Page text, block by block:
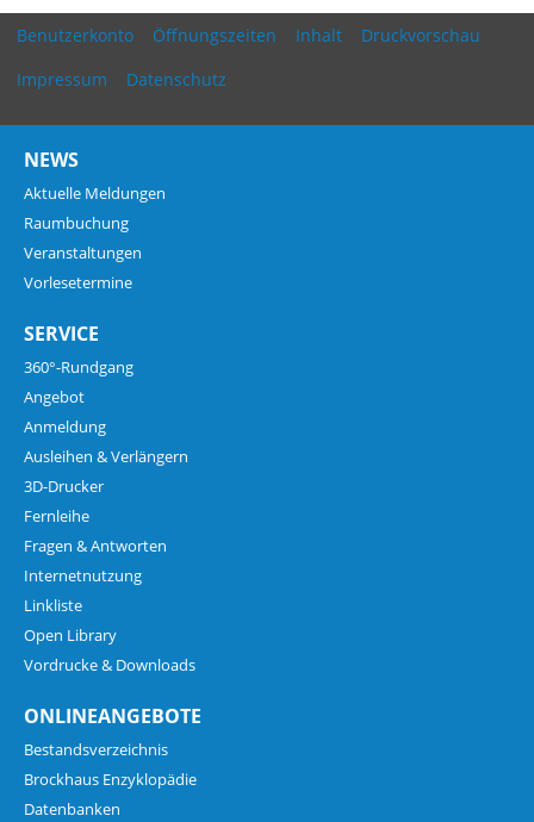
Benutzerkonto Öffnungszeiten Inhalt
Druckvorschau
Impressum
Datenschutz
NEWS
Aktuelle Meldungen
Raumbuchung
Veranstaltungen
Vorlesetermine
SERVICE
360°-Rundgang
Angebot
Anmeldung
Ausleihen & Verlängern
3D-Drucker
Fernleihe
Fragen & Antworten
Internetnutzung
Linkliste
Open Library
Vordrucke & Downloads
ONLINEANGEBOTE
Bestandsverzeichnis
Brockhaus Enzyklopädie
Datenbanken